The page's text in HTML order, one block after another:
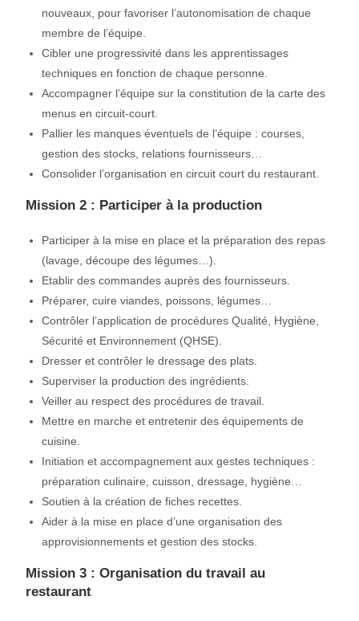
nouveaux, pour favoriser l’autonomisation de chaque
membre de l’équipe.
Cibler une progressivité dans les apprentissages
techniques en fonction de chaque personne.
Accompagner l’équipe sur la constitution de la carte des
menus en circuit-court.
Pallier les manques éventuels de l’équipe : courses,
gestion des stocks, relations fournisseurs…
Consolider l’organisation en circuit court du restaurant.
Mission 2 : Participer à la production
Participer à la mise en place et la préparation des repas
(lavage, découpe des légumes…).
Etablir des commandes auprès des fournisseurs.
Préparer, cuire viandes, poissons, légumes…
Contrôler l’application de procédures Qualité, Hygiène,
Sécurité et Environnement (QHSE).
Dresser et contrôler le dressage des plats.
Superviser la production des ingrédients.
Veiller au respect des procédures de travail.
Mettre en marche et entretenir des équipements de
cuisine.
Initiation et accompagnement aux gestes techniques :
préparation culinaire, cuisson, dressage, hygiène…
Soutien à la création de fiches recettes.
Aider à la mise en place d’une organisation des
approvisionnements et gestion des stocks.
Mission 3 : Organisation du travail au
restaurant